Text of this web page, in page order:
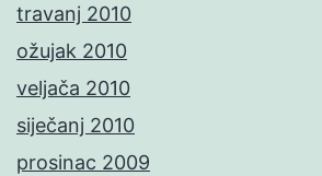
travanj 2010
ožujak 2010
veljača 2010
siječanj 2010
prosinac 2009